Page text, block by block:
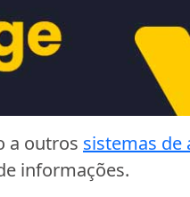
a outros sistemas de
informações.